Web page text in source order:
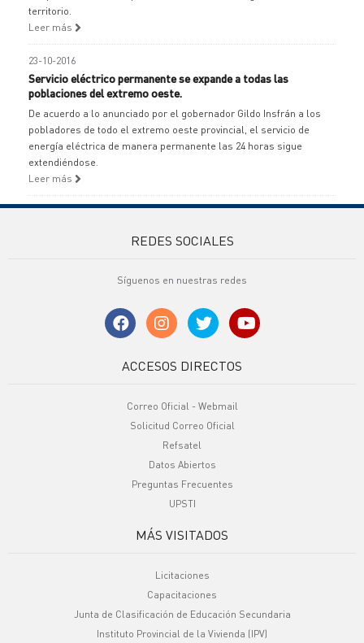
territorio.
Leer más
23-10-2016
Servicio eléctrico permanente se expande a todas las
poblaciones del extremo oeste.
De acuerdo a lo anunciado por el gobernador Gildo Insfrán a los
pobladores de todo el extremo oeste provincial, el servicio de
energía eléctrica de manera permanente las 24 horas sigue
extendiéndose.
Leer más
REDES SOCIALES
Síguenos en nuestras redes
ACCESOS DIRECTOS
Correo Oficial - Webmail
Solicitud Correo Oficial
Refsatel
Datos Abiertos
Preguntas Frecuentes
UPSTI
MÁS VISITADOS
Licitaciones
Capacitaciones
Junta de Clasificación de Educación Secundaria
Instituto Provincial de la Vivienda (IPV)